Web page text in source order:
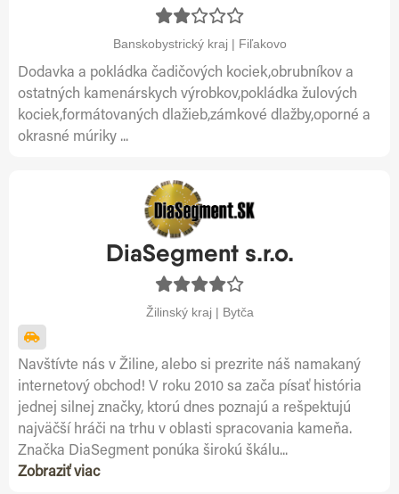
Banskobystrický kraj | Fiľakovo
Dodavka a pokládka čadičových kociek,obrubníkov a
ostatných kamenárskych výrobkov,pokládka žulových
kociek,formátovaných dlažieb,zámkové dlažby,oporné a
okrasné múriky ...
DiaSegment s.r.o.
Žilinský kraj | Bytča
Navštívte nás v Žiline, alebo si prezrite náš namakaný
internetový obchod! V roku 2010 sa zača písať história
jednej silnej značky, ktorú dnes poznajú a rešpektujú
najväčší hráči na trhu v oblasti spracovania kameňa.
Značka DiaSegment ponúka širokú škálu...
Zobraziť viac